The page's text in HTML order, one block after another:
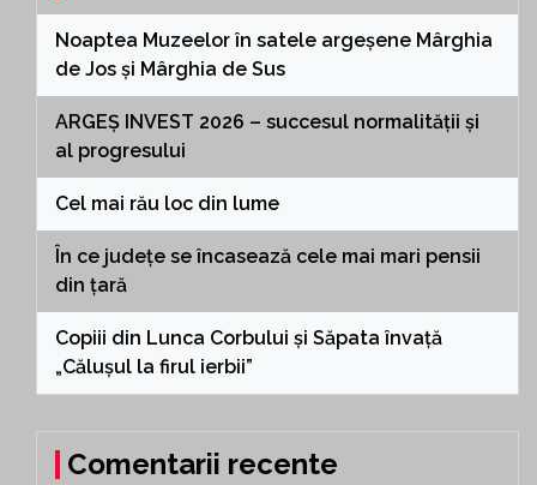
Noaptea Muzeelor în satele argeșene Mârghia
de Jos și Mârghia de Sus
ARGEȘ INVEST 2026 – succesul normalității și
al progresului
Cel mai rău loc din lume
În ce județe se încasează cele mai mari pensii
din țară
Copiii din Lunca Corbului și Săpata învață
„Călușul la firul ierbii”
Comentarii recente